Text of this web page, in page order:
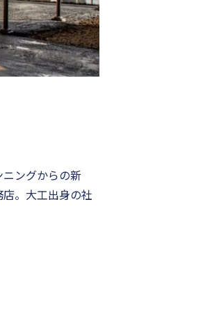
ングからの新
。大工出身の社